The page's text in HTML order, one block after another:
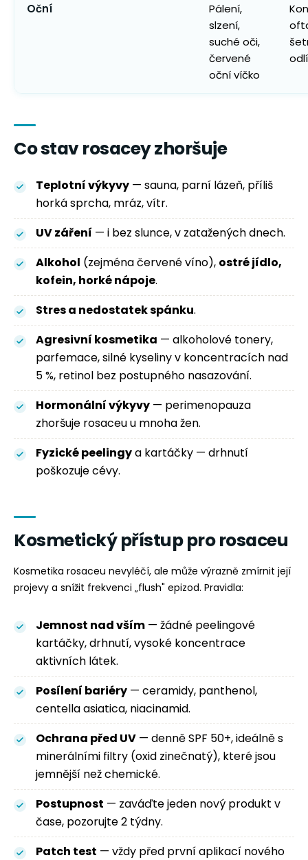
Oční
Pálení,
slzení,
suché oči,
červené
oční víčko
Co stav rosacey zhoršuje
Teplotní výkyvy — sauna, parní lázeň, příliš
horká sprcha, mráz, vítr.
UV záření — i bez slunce, v zatažených dnech.
Alkohol (zejména červené víno), ostré jídlo,
kofein, horké nápoje.
Stres a nedostatek spánku.
Agresivní kosmetika — alkoholové tonery,
parfemace, silné kyseliny v koncentracích nad
5 %, retinol bez postupného nasazování.
Hormonální výkyvy — perimenopauza
zhoršuje rosaceu u mnoha žen.
Fyzické peelingya kartáčky — drhnutí
poškozuje cévy.
Kosmetický přístup pro rosaceu
Kosmetika rosaceu nevyléčí, ale může výrazně zmírnit její
projevy a snížit frekvenci „flush" epizod. Pravidla:
Jemnost nad vším — žádné peelingové
kartáčky, drhnutí, vysoké koncentrace
aktivních látek.
Posílení bariéry — ceramidy, panthenol,
centella asiatica, niacinamid.
Ochrana před UV — denně SPF 50+, ideálně s
minerálními filtry (oxid zinečnatý), které jsou
jemnější než chemické.
Postupnost — zaváďte jeden nový produkt v
čase, pozorujte 2 týdny.
Patch test — vždy před první aplikací nového